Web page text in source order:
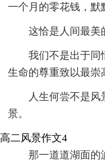
一个月的零花钱，默
这恰是人间最
我们不是出于同
生命的尊重致以最崇
人生何尝不是
景。
高二风景作文4
那一道道湖面的